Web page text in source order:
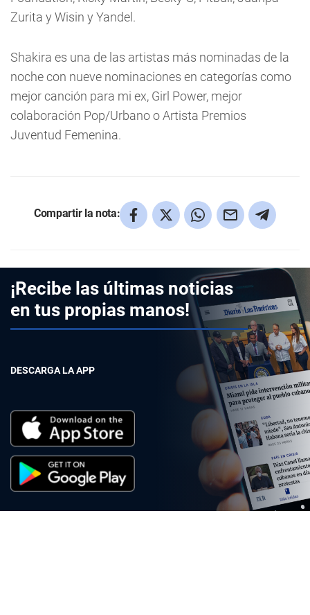
Zurita y Wisin y Yandel.
Shakira es una de las artistas más nominadas de la
noche con nueve nominaciones en categorías como
mejor canción para mi ex, Girl Power, mejor
colaboración Pop/Urbano o Artista Premios
Juventud Femenina.
Compartir la nota:
¡Recibe las últimas noticias
en tus propias manos!
DESCARGA LA APP